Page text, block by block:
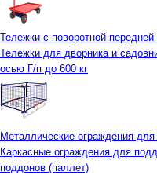
Тележки с поворотной
Тележки для дворника и
осью Г/п до 600 кг
Металлические ограждения
Каркасные ограждения для
поддонов (паллет)